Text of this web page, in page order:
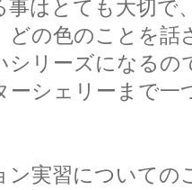
事はとても大切で
どの色のことを話
シリーズになるの
ーシェリーまで一
実習についての